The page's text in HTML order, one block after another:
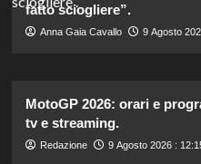
fatto sciogliere”.
Anna Gaia Cavallo 9 Agosto
MotoGP 2026: orari e
tv e streaming.
Redazione 9 Agosto 2026 :